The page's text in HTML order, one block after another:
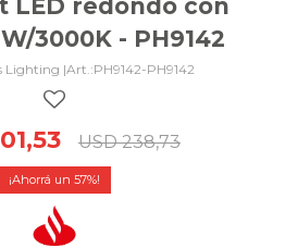
LED redondo con
3000K - PH9142
Lighting | PH9142-PH9142
USD 238,73
57